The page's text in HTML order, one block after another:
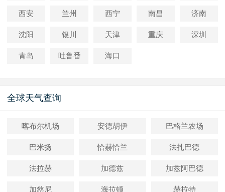
西安 兰州 西宁 南昌 济南
沈阳 银川 天津 重庆 深圳
青岛 吐鲁番 海口
全球天气查询
喀布尔机场 安德胡伊 巴格兰农场
巴米扬 恰赫恰兰 法扎巴德
法拉赫 加德兹 加兹阿巴德
加慈尼 海拉顿 赫拉特